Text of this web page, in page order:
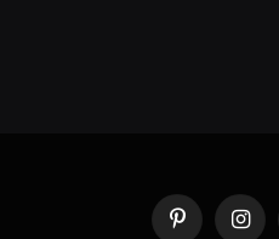
الانستغرامبينتيريست